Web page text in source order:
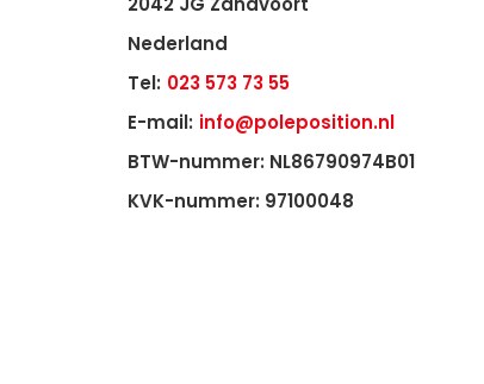
Nederland
Tel: 023 573 73 55
E-mail: info@poleposition.nl
BTW-nummer: NL86790974B01
KVK-nummer: 97100048